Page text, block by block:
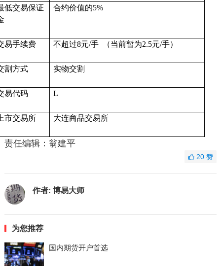
低交易保证
合约价值的5%
易手续费 不超过8元/手 （当前暂为2.5元/手）
割方式 实物交割
易代码 L
市交易所 大连商品交易所
责任编辑：翁建平
20赞
作者: 博易大师
为您推荐
国内期货开户首选